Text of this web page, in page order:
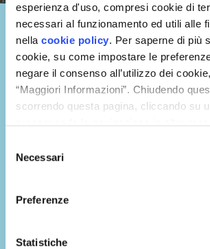
esperienza d'uso, compresi cookie di
necessari al funzionamento ed utili alle
nella cookie policy. Per saperne di più
cookie, su come impostare le
negare il consenso all’utilizzo dei
“Maggiori Informazioni”. Chiudendo
scorrendo questa pagina, cliccando su
delNecessari
Preferenze
Statistiche
Respira salute
Il primo podcast che racconta
un’aria salubre in ogni ambiente: casa,
viaggio di scoperta e consapevolezza
dell’aria indoore sui pericoli
ambienti confinati, dove condivideremo
controllata – è una
inquinamento indoor, per salvaguardare